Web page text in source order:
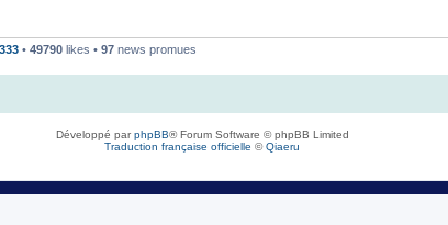
• 49790 likes • 97 news promues
Développé parphpBB® Forum Software © phpBB Limited
Traduction française officielle ©Qiaeru